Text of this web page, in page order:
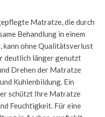
Matratze, die durch
Behandlung in einem
kann ohne Qualitätsverlust
deutlich länger genutzt
Drehen der Matratze
Kuhlenbildung. Ein
schützt Ihre Matratze
Feuchtigkeit. Für eine